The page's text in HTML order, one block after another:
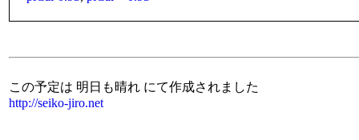
この予定は 明日も晴れ にて作成されました
http://seiko-jiro.net